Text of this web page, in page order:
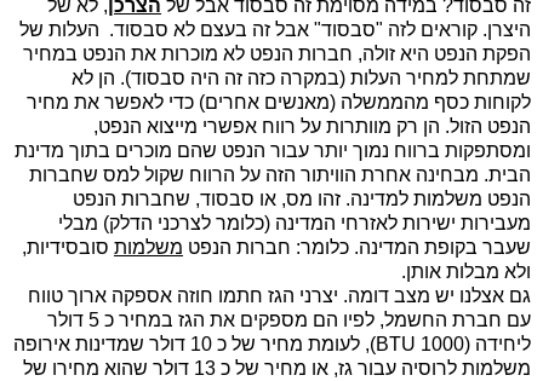
זה סבסוד? במידה מסוימת זה סבסוד אבל של הצרכן , לא של
היצרן. קוראים לזה "סבסוד" אבל זה בעצם לא סבסוד. העלות של
הפקת הנפט היא זולה, חברות הנפט לא מוכרות את הנפט במחיר
שמתחת למחיר העלות (במקרה כזה זה היה סבסוד). הן לא
לקוחות כסף מהממשלה (מאנשים אחרים) כדי לאפשר את מחיר
הנפט הזול. הן רק מוותרות על רווח אפשרי מייצוא הנפט,
ומסתפקות ברווח נמוך יותר עבור הנפט שהם מוכרים בתוך מדינת
הבית. מבחינה אחרת הוויתור הזה על הרווח שקול למס שחברות
הנפט משלמות למדינה. זהו מס, או סבסוד, שחברות הנפט
מעבירות ישירות לאזרחי המדינה (כלומר לצרכני הדלק) מבלי
שעבר בקופת המדינה. כלומר: חברות הנפט משלמות סובסידיות,
ולא מבלות אותן.
גם אצלנו יש מצב דומה. יצרני הגז חתמו חוזה אספקה ארוך טווח
עם חברת החשמל, לפיו הם מספקים את הגז במחיר כ 5 דולר
ליחידה (1000
BTU
), לעומת מחיר של כ 10 דולר שמדינות אירופה
משלמות לרוסיה עבור גז, או מחיר של כ 13 דולר שהוא מחירו של